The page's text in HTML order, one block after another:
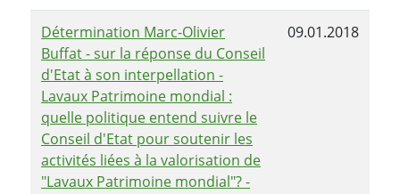
Détermination Marc-Olivier
Buffat - sur la réponse du Conseil
d'Etat à son interpellation -
Lavaux Patrimoine mondial :
quelle politique entend suivre le
Conseil d'Etat pour soutenir les
activités liées à la valorisation de
"Lavaux Patrimoine mondial"? -
09.01.2018